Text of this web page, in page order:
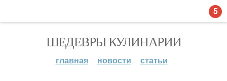
ШЕДЕВРЫ КУЛИНАРИИ
главная новости статьи
5